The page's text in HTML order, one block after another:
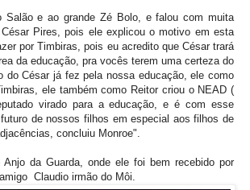
Salão e ao grande Zé Bolo, e falou com muita
Pires, pois ele explicou o motivo em esta
por Timbiras, pois eu acredito que César trará
da educação, pra vocês terem uma certeza do
do César já fez pela nossa educação, ele como
ele também como Reitor criou o NEAD (
virado para a educação, e é com esse
de nossos filhos em especial aos filhos de
concluiu Monroe".
da Guarda, onde ele foi bem recebido por
Claudio irmão do Môi.